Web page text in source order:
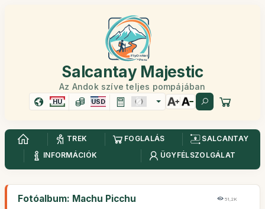
Salcantay Majestic
Az Andok szíve teljes pompájában
HU USD
TREK FOGLALÁS
SALCANTAY
INFORMÁCIÓK
ÜGYFÉLSZOLGÁLAT
Fotóalbum: Machu Picchu 51,2K